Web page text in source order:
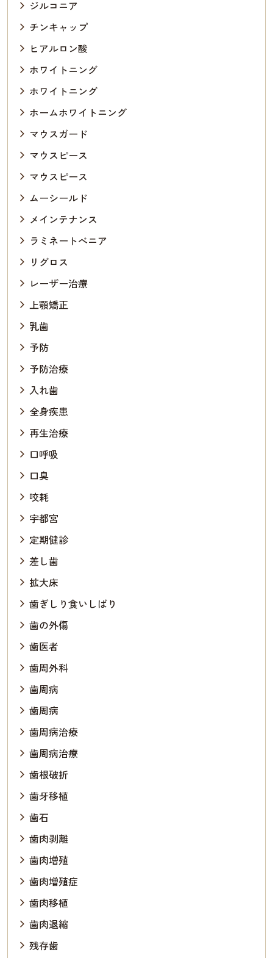
ジルコニア
チンキャップ
ヒアルロン酸
ホワイトニング
ホワイトニング
ホームホワイトニング
マウスガード
マウスピース
マウスピース
ムーシールド
メインテナンス
ラミネートべニア
リグロス
レーザー治療
上顎矯正
乳歯
予防
予防治療
入れ歯
全身疾患
再生治療
口呼吸
口臭
咬耗
宇都宮
定期健診
差し歯
拡大床
歯ぎしり食いしばり
歯の外傷
歯医者
歯周外科
歯周病
歯周病
歯周病治療
歯周病治療
歯根破折
歯牙移植
歯石
歯肉剥離
歯肉増殖
歯肉増殖症
歯肉移植
歯肉退縮
残存歯